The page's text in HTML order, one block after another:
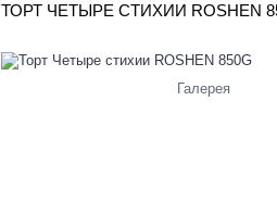
ТОРТ ЧЕТЫРЕ СТИХИИ ROSHEN
Галерея